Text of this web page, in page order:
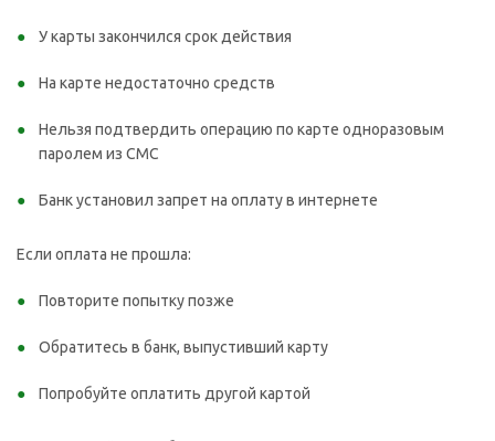
У карты закончился срок действия
На карте недостаточно средств
Нельзя подтвердить операцию по карте одноразовым
паролем из СМС
Банк установил запрет на оплату в интернете
Если оплата не прошла:
Повторите попытку позже
Обратитесь в банк, выпустивший карту
Попробуйте оплатить другой картой